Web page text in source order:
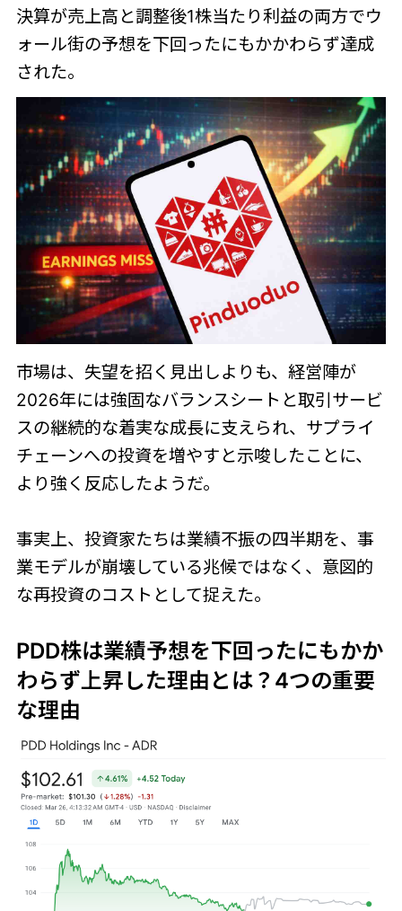
決算が売上高と調整後1株当たり利益の両方でウ
ォール街の予想を下回ったにもかかわらず達成
された。
市場は、失望を招く見出しよりも、経営陣が
2026年には強固なバランスシートと取引サービ
スの継続的な着実な成長に支えられ、サプライ
チェーンへの投資を増やすと示唆したことに、
より強く反応したようだ。
事実上、投資家たちは業績不振の四半期を、事
業モデルが崩壊している兆候ではなく、意図的
な再投資のコストとして捉えた。
PDD株は業績予想を下回ったにもかか
わらず上昇した理由とは？4つの重要
な理由